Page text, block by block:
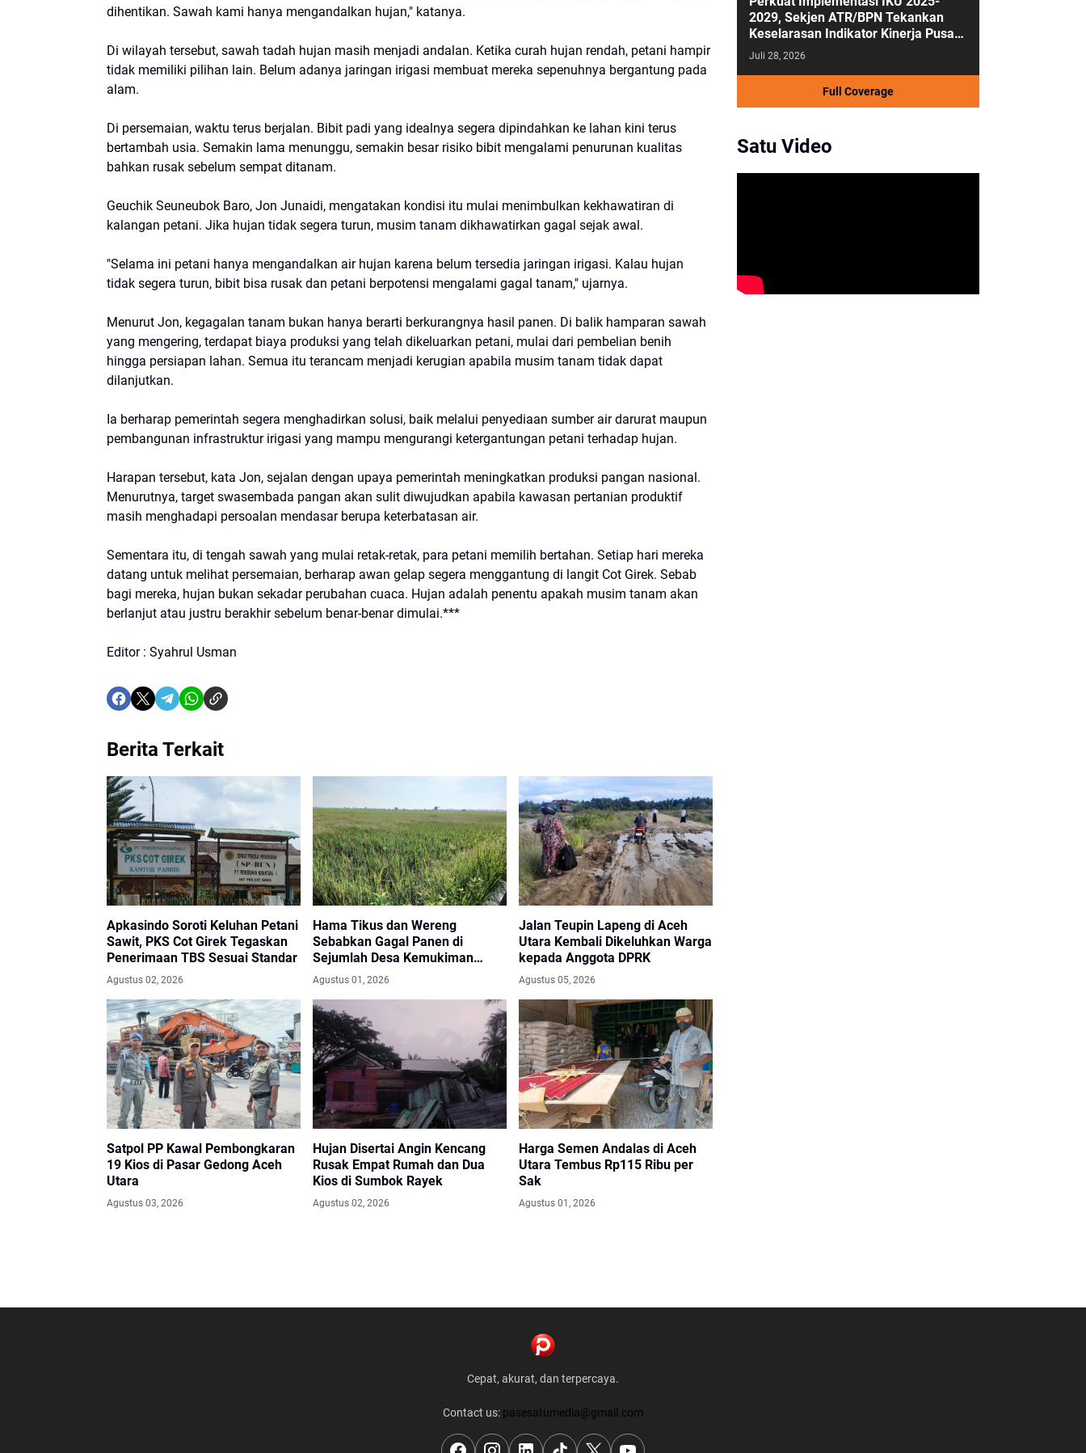
dihentikan. Sawah kami hanya mengandalkan hujan," katanya.
Di wilayah tersebut, sawah tadah hujan masih menjadi andalan. Ketika curah hujan rendah, petani hampir
tidak memiliki pilihan lain. Belum adanya jaringan irigasi membuat mereka sepenuhnya bergantung pada
alam.
Di persemaian, waktu terus berjalan. Bibit padi yang idealnya segera dipindahkan ke lahan kini terus
bertambah usia. Semakin lama menunggu, semakin besar risiko bibit mengalami penurunan kualitas
bahkan rusak sebelum sempat ditanam.
Geuchik Seuneubok Baro, Jon Junaidi, mengatakan kondisi itu mulai menimbulkan kekhawatiran di
kalangan petani. Jika hujan tidak segera turun, musim tanam dikhawatirkan gagal sejak awal.
"Selama ini petani hanya mengandalkan air hujan karena belum tersedia jaringan irigasi. Kalau hujan
tidak segera turun, bibit bisa rusak dan petani berpotensi mengalami gagal tanam," ujarnya.
Menurut Jon, kegagalan tanam bukan hanya berarti berkurangnya hasil panen. Di balik hamparan sawah
yang mengering, terdapat biaya produksi yang telah dikeluarkan petani, mulai dari pembelian benih
hingga persiapan lahan. Semua itu terancam menjadi kerugian apabila musim tanam tidak dapat
dilanjutkan.
Ia berharap pemerintah segera menghadirkan solusi, baik melalui penyediaan sumber air darurat maupun
pembangunan infrastruktur irigasi yang mampu mengurangi ketergantungan petani terhadap hujan.
Harapan tersebut, kata Jon, sejalan dengan upaya pemerintah meningkatkan produksi pangan nasional.
Menurutnya, target swasembada pangan akan sulit diwujudkan apabila kawasan pertanian produktif
masih menghadapi persoalan mendasar berupa keterbatasan air.
Sementara itu, di tengah sawah yang mulai retak-retak, para petani memilih bertahan. Setiap hari mereka
datang untuk melihat persemaian, berharap awan gelap segera menggantung di langit Cot Girek. Sebab
bagi mereka, hujan bukan sekadar perubahan cuaca. Hujan adalah penentu apakah musim tanam akan
berlanjut atau justru berakhir sebelum benar-benar dimulai.***
Editor : Syahrul Usman
Berita Terkait
Apkasindo Soroti Keluhan Petani
Sawit, PKS Cot Girek Tegaskan
Penerimaan TBS Sesuai Standar
Agustus 02, 2026
Hama Tikus dan Wereng
Sebabkan Gagal Panen di
Sejumlah Desa Kemukiman
Madat
Agustus 01, 2026
Jalan Teupin Lapeng di Aceh
Utara Kembali Dikeluhkan Warga
kepada Anggota DPRK
Agustus 05, 2026
Satpol PP Kawal Pembongkaran
19 Kios di Pasar Gedong Aceh
Utara
Agustus 03, 2026
Hujan Disertai Angin Kencang
Rusak Empat Rumah dan Dua
Kios di Sumbok Rayek
Agustus 02, 2026
Harga Semen Andalas di Aceh
Utara Tembus Rp115 Ribu per
Sak
Agustus 01, 2026
2029, Sekjen ATR/BPN Tekankan
Keselarasan Indikator Kinerja Pusat
dan Daerah
Juli 28, 2026
Full Coverage
Satu Video
Cepat, akurat, dan terpercaya.
Contact us: pasesatumedia@gmail.com